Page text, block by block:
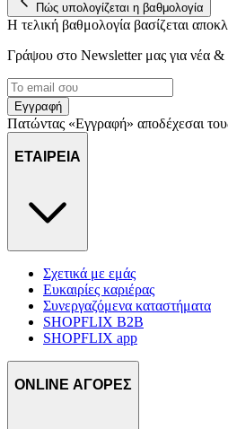
Πώς υπολογίζεται η βαθμολογία
Η τελική βαθμολογία βασίζεται
Γράψου στο Νewsletter μας για νέα &
Εγγραφή
Πατώντας «Εγγραφή» αποδέχεσαι
ΕΤΑΙΡΕΙΑ
Σχετικά με εμάς
Ευκαιρίες καριέρας
Συνεργαζόμενα καταστήματα
SHOPFLIX B2B
SHOPFLIX app
ONLINE ΑΓΟΡΕΣ